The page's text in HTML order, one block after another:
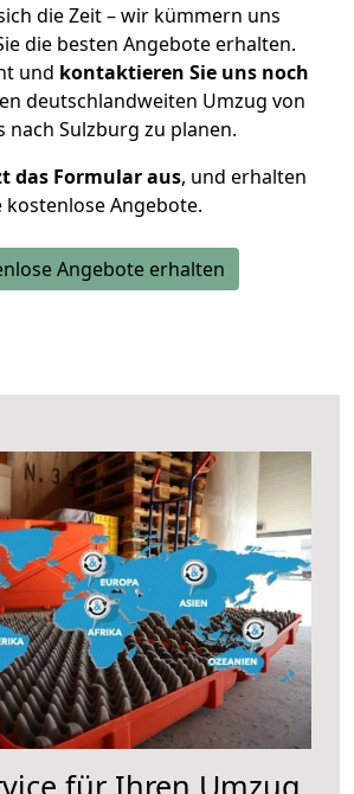
die Zeit – wir kümmern uns
die besten Angebote erhalten.
und kontaktieren Sie uns noch
deutschlandweiten Umzug von
nach Sulzburg zu planen.
das Formular aus, und erhalten
kostenlose Angebote.
Angebote erhalten
für Ihren Umzug